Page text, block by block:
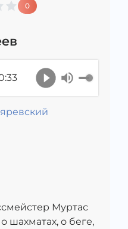
0
Муртас
шахматах, о беге,